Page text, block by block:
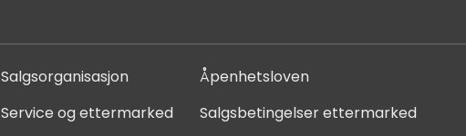
Salgsorganisasjon
Åpenhetsloven
Service og ettermarked
Salgsbetingelser ettermarked